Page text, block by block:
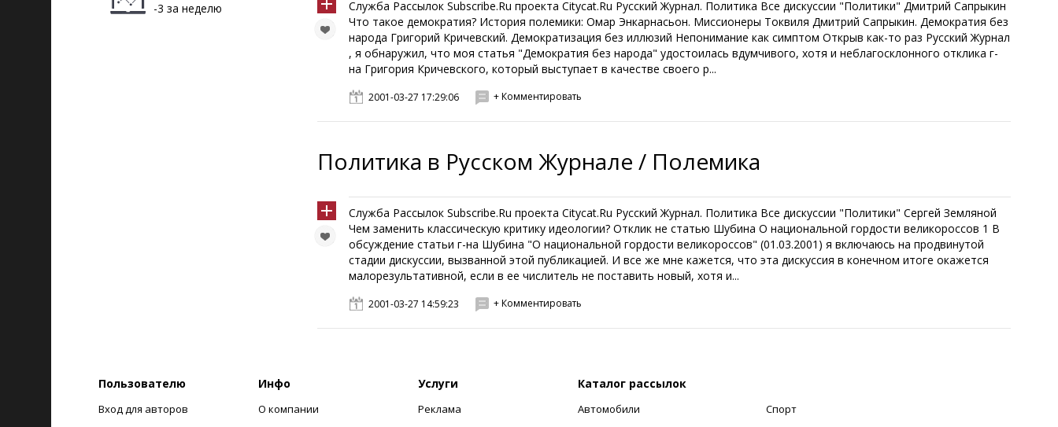
-3 за неделю
Служба Рассылок Subscribe.Ru проекта Citycat.Ru Русский Журнал. Политика Все дискуссии "Политики" Дмитрий Сапрыкин
Что такое демократия? История полемики: Омар Энкарнасьон. Миссионеры Токвиля Дмитрий Сапрыкин. Демократия без
народа Григорий Кричевский. Демократизация без иллюзий Непонимание как симптом Открыв как-то раз Русский Журнал
, я обнаружил, что моя статья "Демократия без народа" удостоилась вдумчивого, хотя и неблагосклонного отклика г-
на Григория Кричевского, который выступает в качестве своего р...
2001-03-27 17:29:06 + Комментировать
Политика в Русском Журнале / Полемика
Служба Рассылок Subscribe.Ru проекта Citycat.Ru Русский Журнал. Политика Все дискуссии "Политики" Сергей Земляной
Чем заменить классическую критику идеологии? Отклик не статью Шубина О национальной гордости великороссов 1 В
обсуждение статьи г-на Шубина "О национальной гордости великороссов" (01.03.2001) я включаюсь на продвинутой
стадии дискуссии, вызванной этой публикацией. И все же мне кажется, что эта дискуссия в конечном итоге окажется
малорезультативной, если в ее числитель не поставить новый, хотя и...
2001-03-27 14:59:23 + Комментировать
Пользователю
Вход для авторов
Инфо
О компании
Услуги
Реклама
Каталог рассылок
Автомобили Спорт